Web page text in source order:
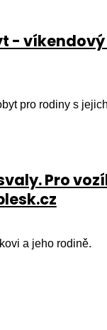
víkendový
pro rodiny s
Pro
a jeho rodině.